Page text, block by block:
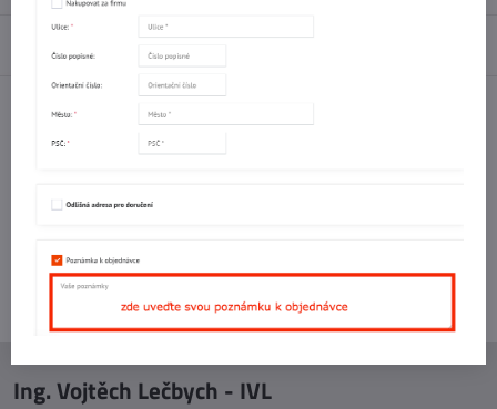
FacebookTwitterBlueskyPinterestReddit
Kontaktujte nás:
+420 577 523 563
Ing. Vojtěch Lečbych - IVL